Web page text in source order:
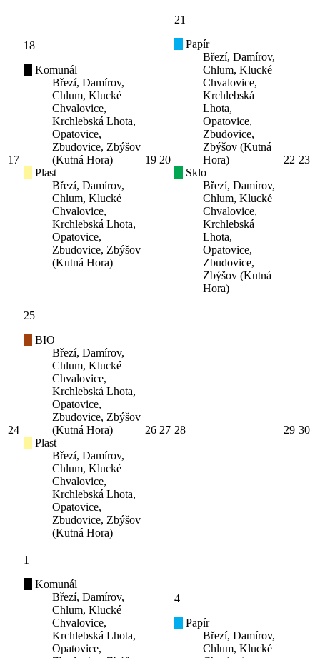
17
18
Komunál
Březí, Damírov,
Chlum, Klucké
Chvalovice,
Krchlebská Lhota,
Opatovice,
Zbudovice, Zbýšov
(Kutná Hora)
Plast
Březí, Damírov,
Chlum, Klucké
Chvalovice,
Krchlebská Lhota,
Opatovice,
Zbudovice, Zbýšov
(Kutná Hora)
19 20
21
Papír
Březí, Damírov,
Chlum, Klucké
Chvalovice,
Krchlebská
Lhota,
Opatovice,
Zbudovice,
Zbýšov (Kutná
Hora)
Sklo
Březí, Damírov,
Chlum, Klucké
Chvalovice,
Krchlebská
Lhota,
Opatovice,
Zbudovice,
Zbýšov (Kutná
Hora)
22 23
24
25
BIO
Březí, Damírov,
Chlum, Klucké
Chvalovice,
Krchlebská Lhota,
Opatovice,
Zbudovice, Zbýšov
(Kutná Hora)
Plast
Březí, Damírov,
Chlum, Klucké
Chvalovice,
Krchlebská Lhota,
Opatovice,
Zbudovice, Zbýšov
(Kutná Hora)
26 27 28 29 30
1
Komunál
Březí, Damírov,
Chlum, Klucké
Chvalovice,
Krchlebská Lhota,
Opatovice,
4
Papír
Březí, Damírov,
Chlum, Klucké